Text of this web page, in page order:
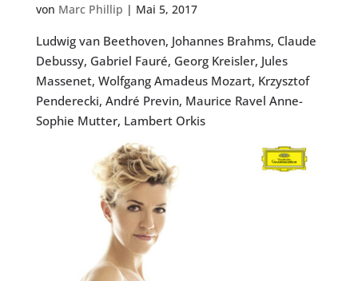
von Marc Phillip | Mai 5, 2017
Ludwig van Beethoven, Johannes Brahms, Claude
Debussy, Gabriel Fauré, Georg Kreisler, Jules
Massenet, Wolfgang Amadeus Mozart, Krzysztof
Penderecki, André Previn, Maurice Ravel Anne-
Sophie Mutter, Lambert Orkis